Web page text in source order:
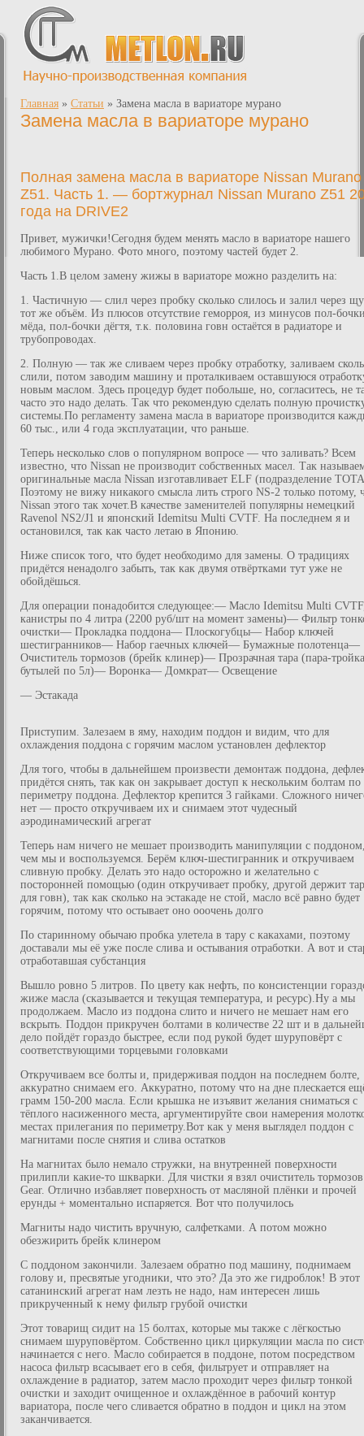
Главная » Статьи » Замена масла в вариаторе мурано
Замена масла в вариаторе мурано
Полная замена масла в вариаторе Nissan Murano
Z51. Часть 1. — бортжурнал Nissan Murano Z51
года на DRIVE2
Привет, мужички!Сегодня будем менять масло в вариаторе нашего
любимого Мурано. Фото много, поэтому частей будет 2.
Часть 1.В целом замену жижы в вариаторе можно разделить на:
1. Частичную — слил через пробку сколько слилось и залил через
тот же объём. Из плюсов отсутствие геморроя, из минусов пол-
мёда, пол-бочки дёгтя, т.к. половина говн остаётся в радиаторе и
трубопроводах.
2. Полную — так же сливаем через пробку отработку, заливаем
слили, потом заводим машину и проталкиваем оставшуюся
новым маслом. Здесь процедур будет побольше, но, согласитесь, не
часто это надо делать. Так что рекомендую сделать полную
системы.По регламенту замена масла в вариаторе производится
60 тыс., или 4 года эксплуатации, что раньше.
Теперь несколько слов о популярном вопросе — что заливать? Всем
известно, что Nissan не производит собственных масел. Так
оригинальные масла Nissan изготавливает ELF (подразделение
Поэтому не вижу никакого смысла лить строго NS-2 только потому,
Nissan этого так хочет.В качестве заменителей популярны немецкий
Ravenol NS2/J1 и японский Idemitsu Multi CVTF. На последнем я и
остановился, так как часто летаю в Японию.
Ниже список того, что будет необходимо для замены. О традициях
придётся ненадолго забыть, так как двумя отвёртками тут уже не
обойдёшься.
Для операции понадобится следующее:— Масло Idemitsu Multi
канистры по 4 литра (2200 руб/шт на момент замены)— Фильтр
очистки— Прокладка поддона— Плоскогубцы— Набор ключей
шестигранников— Набор гаечных ключей— Бумажные полотенца—
Очиститель тормозов (брейк клинер)— Прозрачная тара (пара-тройка
бутылей по 5л)— Воронка— Домкрат— Освещение
— Эстакада
Приступим. Залезаем в яму, находим поддон и видим, что для
охлаждения поддона с горячим маслом установлен дефлектор
Для того, чтобы в дальнейшем произвести демонтаж поддона,
придётся снять, так как он закрывает доступ к нескольким болтам по
периметру поддона. Дефлектор крепится 3 гайками. Сложного
нет — просто откручиваем их и снимаем этот чудесный
аэродинамический агрегат
Теперь нам ничего не мешает производить манипуляции с
чем мы и воспользуемся. Берём ключ-шестигранник и откручиваем
сливную пробку. Делать это надо осторожно и желательно с
посторонней помощью (один откручивает пробку, другой держит
для говн), так как сколько на эстакаде не стой, масло всё равно будет
горячим, потому что остывает оно ооочень долго
По старинному обычаю пробка улетела в тару с какахами, поэтому
доставали мы её уже после слива и остывания отработки. А вот и
отработавшая субстанция
Вышло ровно 5 литров. По цвету как нефть, по консистенции
жиже масла (сказывается и текущая температура, и ресурс).Ну а мы
продолжаем. Масло из поддона слито и ничего не мешает нам его
вскрыть. Поддон прикручен болтами в количестве 22 шт и в
дело пойдёт гораздо быстрее, если под рукой будет шуруповёрт с
соответствующими торцевыми головками
Откручиваем все болты и, придерживая поддон на последнем болте,
аккуратно снимаем его. Аккуратно, потому что на дне плескается
грамм 150-200 масла. Если крышка не изъявит желания сниматься с
тёплого насиженного места, аргументируйте свои намерения
местах прилегания по периметру.Вот как у меня выглядел поддон с
магнитами после снятия и слива остатков
На магнитах было немало стружки, на внутренней поверхности
прилипли какие-то шкварки. Для чистки я взял очиститель
Gear. Отлично избавляет поверхность от масляной плёнки и прочей
ерунды + моментально испаряется. Вот что получилось
Магниты надо чистить вручную, салфетками. А потом можно
обезжирить брейк клинером
С поддоном закончили. Залезаем обратно под машину, поднимаем
голову и, пресвятые угодники, что это? Да это же гидроблок! В этот
сатанинский агрегат нам лезть не надо, нам интересен лишь
прикрученный к нему фильтр грубой очистки
Этот товарищ сидит на 15 болтах, которые мы также с лёгкостью
снимаем шуруповёртом. Собственно цикл циркуляции масла по
начинается с него. Масло собирается в поддоне, потом посредством
насоса фильтр всасывает его в себя, фильтрует и отправляет на
охлаждение в радиатор, затем масло проходит через фильтр тонкой
очистки и заходит очищенное и охлаждённое в рабочий контур
вариатора, после чего сливается обратно в поддон и цикл на этом
заканчивается.